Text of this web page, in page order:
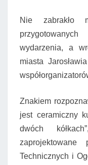
Nie zabrakło
wydarzenia, a
miasta
Znakiem
jest ceramiczny
dwóch
Technicznych i